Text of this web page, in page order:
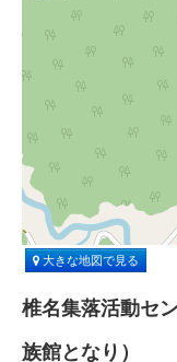
大きな地図で見る
椎名集落活動セ
族館となり）